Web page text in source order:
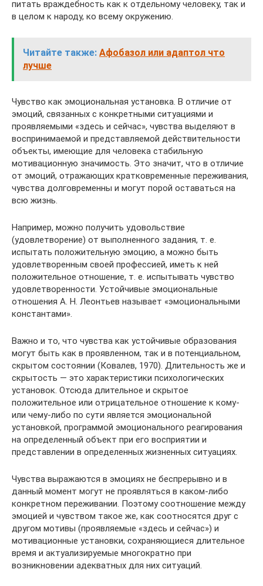
питать враждебность как к отдельному человеку, так и
в целом к народу, ко всему окружению.
Читайте также: Афобазол или адаптол что
лучше
Чувство как эмоциональная установка. В отличие от
эмоций, связанных с конкретными ситуациями и
проявляемыми «здесь и сейчас», чувства выделяют в
воспринимаемой и представляемой действительности
объекты, имеющие для человека стабильную
мотивационную значимость. Это значит, что в отличие
от эмоций, отражающих кратковременные переживания,
чувства долговременны и могут порой оставаться на
всю жизнь.
Например, можно получить удовольствие
(удовлетворение) от выполненного задания, т. е.
испытать положительную эмоцию, а можно быть
удовлетворенным своей профессией, иметь к ней
положительное отношение, т. е. испытывать чувство
удовлетворенности. Устойчивые эмоциональные
отношения А. Н. Леонтьев называет «эмоциональными
константами».
Важно и то, что чувства как устойчивые образования
могут быть как в проявленном, так и в потенциальном,
скрытом состоянии (Ковалев, 1970). Длительность же и
скрытость — это характеристики психологических
установок. Отсюда длительное и скрытое
положительное или отрицательное отношение к кому-
или чему-либо по сути является эмоциональной
установкой, программой эмоционального реагирования
на определенный объект при его восприятии и
представлении в определенных жизненных ситуациях.
Чувства выражаются в эмоциях не беспрерывно и в
данный момент могут не проявляться в каком-либо
конкретном переживании. Поэтому соотношение между
эмоцией и чувством такое же, как соотносятся друг с
другом мотивы (проявляемые «здесь и сейчас») и
мотивационные установки, сохраняющиеся длительное
время и актуализируемые многократно при
возникновении адекватных для них ситуаций.